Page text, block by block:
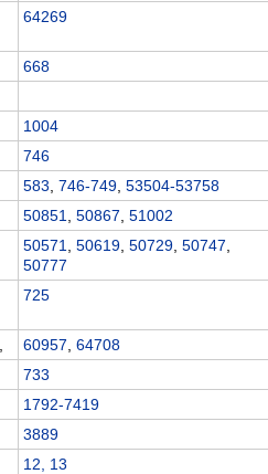
64269
668
1004
746
583 746-749 53504-53758
50851 50867 51002
50571 50619 50729 50747
50777
725
60957 64708
733
1792-7419
3889
12, 13